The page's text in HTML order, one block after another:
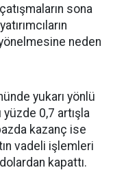
sona
neden
yukarı yönlü
0,7 artışla
kazanç ise
vadeli işlemleri
kapattı.